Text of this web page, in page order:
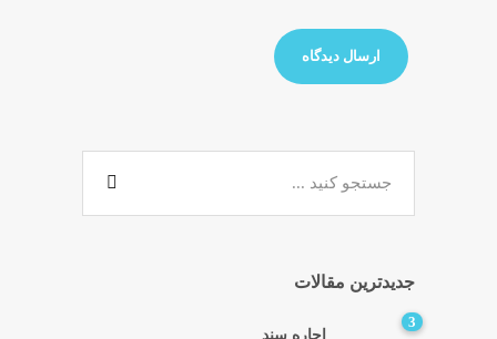
جدیدترین مقالات
3
اجاره سند